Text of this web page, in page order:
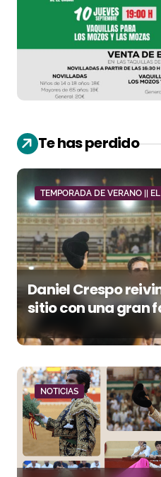
Te has perdido
TEMPORADA DE VERANO ||
Daniel Crespo
sitio con una gran
orejas
NOTICIAS